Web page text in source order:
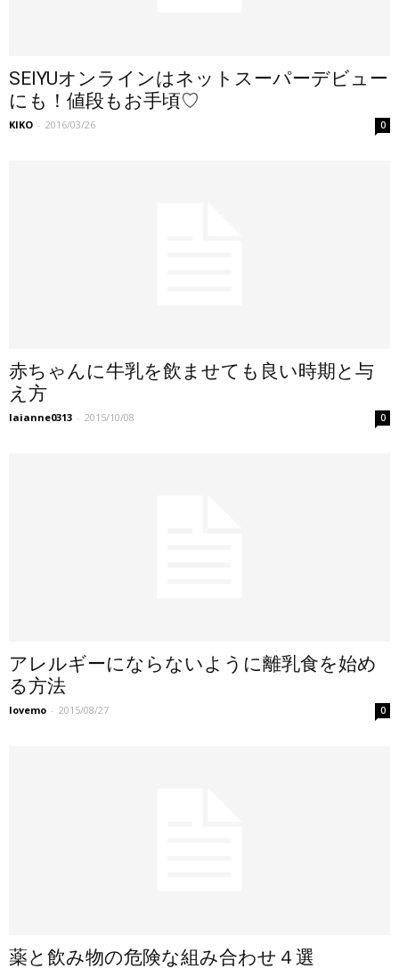
SEIYUオンラインはネットスーパーデビュー
にも！値段もお手頃♡
KIKO - 2016/03/26 0
赤ちゃんに牛乳を飲ませても良い時期と与
え方
laianne0313 - 2015/10/08 0
アレルギーにならないように離乳食を始め
る方法
lovemo - 2015/08/27 0
薬と飲み物の危険な組み合わせ４選